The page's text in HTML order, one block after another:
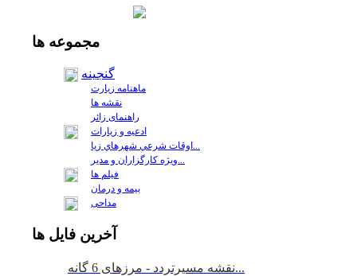
مجموعه ها
گنجینه
ماهنامه زیارت
نقشه ها
راهنمای زائر
ادعیه و زیارات
فيلم ها
بیمه و درمان
مداحی
آخرين فايل ها
نقشه مسیرتردد - مرزهای 6 گانه...